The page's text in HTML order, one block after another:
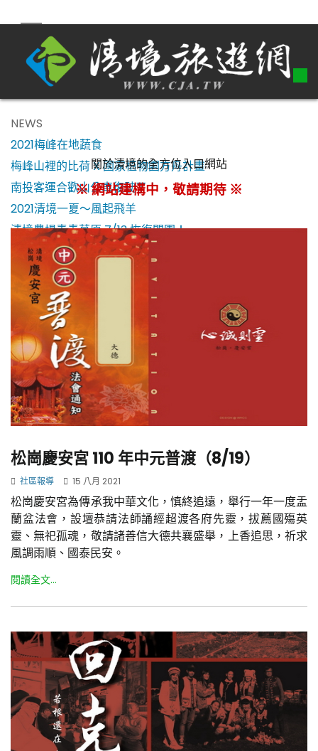
NEWS
2021梅峰在地蔬食
梅峰山裡的比荷 X 國家植物園方舟計畫
南投客運合歡山公車復駛了！
2021清境一夏～風起飛羊
清境農場青青草原 7/13 恢復開園！
關於清境的全方位入口網站
※ 網站建構中，敬請期待 ※
松崗慶安宮 110 年中元普渡（8/19）
社區報導 15 八月 2021
松崗慶安宮為傳承我中華文化，慎終追遠，舉行一年一度盂
蘭盆法會，設壇恭請法師誦經超渡各府先靈，拔薦國殤英
靈、無祀孤魂，敬請諸善信大德共襄盛舉，上香追思，祈求
風調雨順、國泰民安。
閱讀全文...